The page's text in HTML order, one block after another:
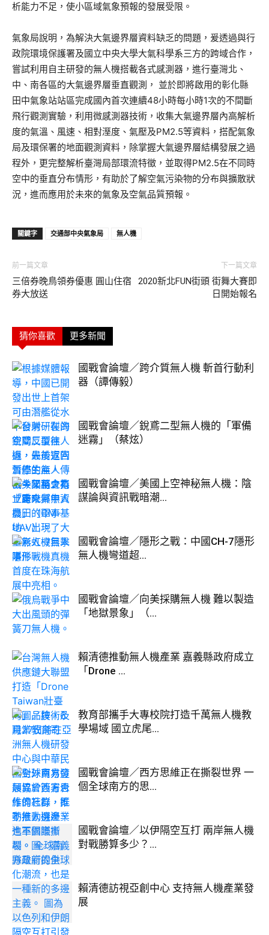
析能力不足，使小區域氣象預報的發展受限。
氣象局說明，為解決大氣邊界層資料缺乏的問題，爰透過與行
政院環境保護署及國立中央大學大氣科學系三方的跨域合作，
嘗試利用自主研發的無人機搭載各式感測器，進行臺灣北、
中、南各區的大氣邊界層垂直觀測， 並於即將啟用的彰化縣
田中氣象站站區完成國內首次連續48小時每小時1次的不間斷
飛行觀測實驗，利用微感測器技術，收集大氣邊界層內高解析
度的氣溫、風速、相對溼度、氣壓及PM2.5等資料，搭配氣象
局及環保署的地面觀測資料，除掌握大氣邊界層結構發展之過
程外，更完整解析臺灣局部環流特徵，並取得PM2.5在不同時
空中的垂直分布情形，有助於了解空氣污染物的分布與擴散狀
況，進而應用於未來的氣象及空氣品質預報。
關鍵字 交通部中央氣象局 無人機
前一篇文章
三倍券晚鳥領券優惠 圓山住宿
券大放送
下一篇文章
2020新北FUN街頭 街舞大賽即
日開始報名
猜你喜歡 更多新聞
國戰會論壇／跨介質無人機 斬首行動利
器（譚傳毅）
國戰會論壇／銳鳶二型無人機的「軍備
迷霧」（蔡炫）
國戰會論壇／美國上空神秘無人機：陰
謀論與資訊戰暗潮...
國戰會論壇／隱形之戰：中國CH-7隱形
無人機彎道超...
國戰會論壇／向美採購無人機 難以製造
「地獄景象」（...
賴清德推動無人機產業 嘉義縣政府成立
「Drone ...
教育部攜手大專校院打造千萬無人機教
學場域 國立虎尾...
國戰會論壇／西方思維正在撕裂世界 一
個全球南方的思...
國戰會論壇／以伊隔空互打 兩岸無人機
對戰勝算多少？...
賴清德訪視亞創中心 支持無人機產業發
展